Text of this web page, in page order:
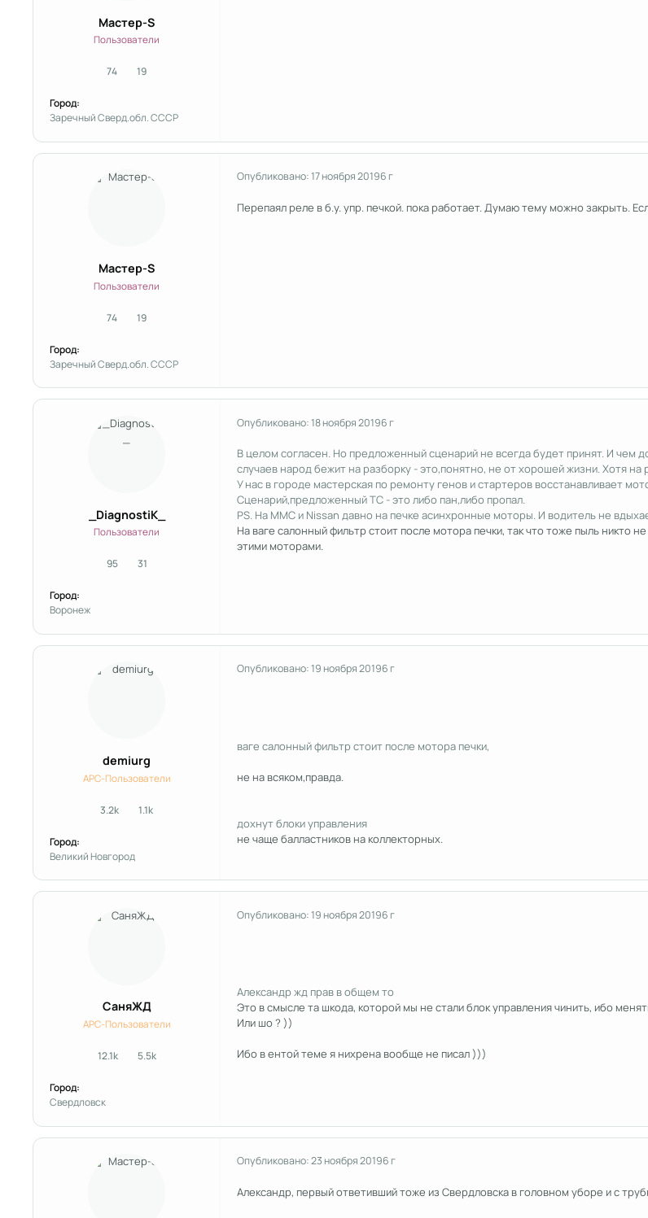
Мастер-S
Пользователи
74сообщения
19Репутация
Город:
Заречный Сверд.обл. СССР
Мастер-S
Пользователи
74сообщения
19Репутация
Город:
Заречный Сверд.обл. СССР
Опубликовано:17 ноября 20196 г
Перепаял реле в б.у. упр. печкой. пока работает. Думаю тему можно закрыть.
_DiagnostiK_
Пользователи
95сообщения
31Репутация
Город:
Воронеж
Опубликовано:18 ноября 20196 г
В целом согласен. Но предложенный сценарий не всегда будет принят. И
случаев народ бежит на разборку - это,понятно, не от хорошей жизни. Хотя
У нас в городе мастерская по ремонту генов и стартеров восстанавливает
Сценарий,предложенный ТС - это либо пан,либо пропал.
PS. На ММС и Nissan давно на печке асинхронные моторы. И водитель не
На ваге салонный фильтр стоит после мотора печки, так что тоже пыль
этими моторами.
demiurg
APC-Пользователи
3.2kсообщения
1.1kРепутация
Город:
Великий Новгород
Опубликовано:19 ноября 20196 г
ваге салонный фильтр стоит после мотора печки,
не на всяком,правда.
дохнут блоки управления
не чаще балластников на коллекторных.
СаняЖД
APC-Пользователи
12.1kсообщения
5.5kРепутация
Город:
Свердловск
Опубликовано:19 ноября 20196 г
Александр жд прав в общем то
Это в смысле та шкода, которой мы не стали блок управления чинить, ибо
Или шо ? ))
Ибо в ентой теме я нихрена вообще не писал )))
Опубликовано:23 ноября 20196 г
Александр, первый ответивший тоже из Свердловска в головном уборе и с